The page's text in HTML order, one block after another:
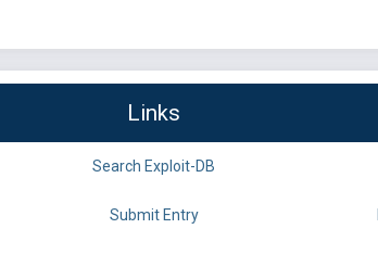
Links
Search Exploit-DB
Submit Entry